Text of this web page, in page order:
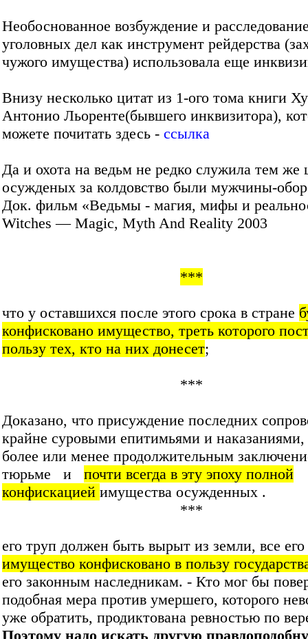
Необоснованное возбуждение и
уголовных дел как инструмент рейдерства
чужого имущества) использовала еще
Внизу несколько цитат из 1-ого тома книги
Антонио Льоренте(бывшего инквизитора),
можете почитать здесь - ссылка
Да и охота на ведьм не редко служила тем же
осужденых за колдовство были мужчины-
Док. фильм «Ведьмы - магия, мифы и
Witches — Magic, Myth And Reality 2003
***
что у оставшихся после этого срока в стране
конфисковано имущество, треть которого
пользу тех, кто на них донесет;
***
Доказано, что присуждение последних
крайне суровыми епитимьями и
более или менее продолжительным
тюрьме и почти всегда в эту эпоху полной
конфискацией имущества осужденных .
***
его труп должен быть вырыт из земли, все его
имущество конфисковано в пользу
его законным наследникам. - Кто мог бы
подобная мера против умершего, которого
уже обратить, продиктована ревностью по
Поэтому надо искать другую